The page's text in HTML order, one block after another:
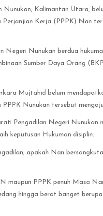
Nunukan, Kalimantan Utara,
Kerja (PPPK) Nan
Negeri Nunukan berdua
Sumber Daya Orang
Mujtahid belum
Nunukan tersebut
Pengadilan Negeri Nunukan
keputusan Hukuman disiplin.
apakah Nan
maupun PPPK penuh Masa
hingga berat banget